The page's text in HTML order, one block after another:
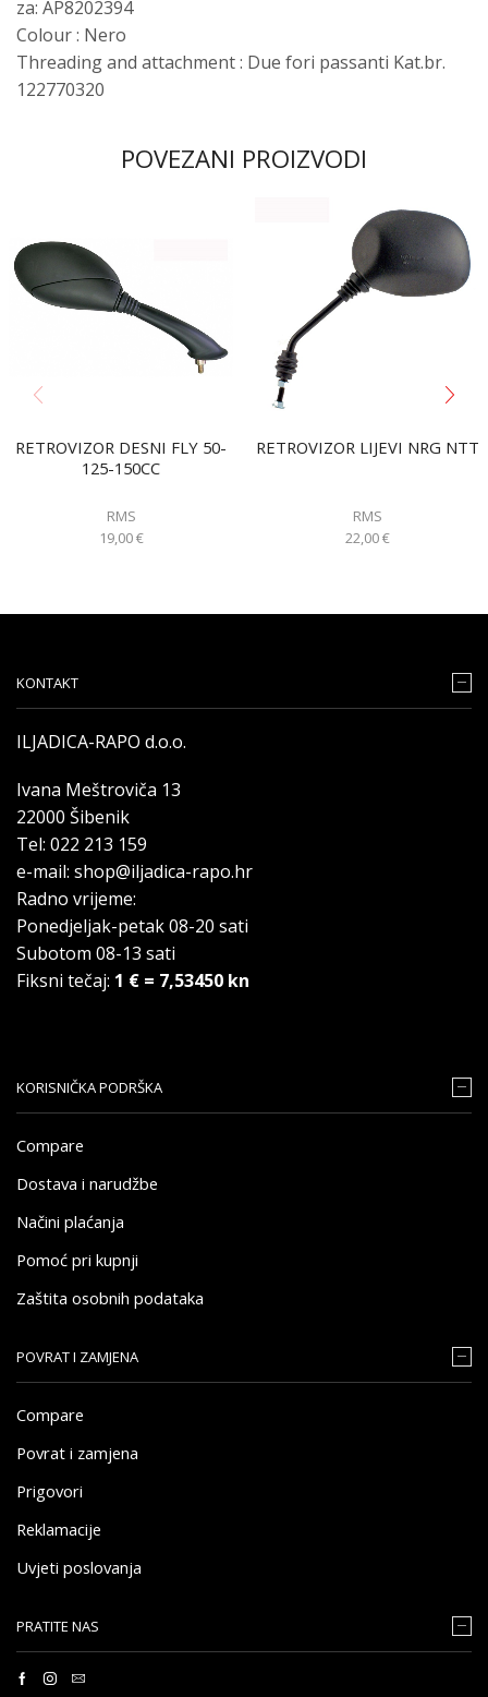
za: AP8202394
Colour : Nero
Threading and attachment : Due fori passanti Kat.br.
122770320
POVEZANI PROIZVODI
RETROVIZOR DESNI FLY 50-
125-150CC
RMS
19,00€
RETROVIZOR LIJEVI NRG NTT
RMS
22,00€
KONTAKT
ILJADICA-RAPO d.o.o.
Ivana Meštroviča 13
22000 Šibenik
Tel: 022 213 159
e-mail: shop@iljadica-rapo.hr
Radno vrijeme:
Ponedjeljak-petak 08-20 sati
Subotom 08-13 sati
Fiksni tečaj: 1 € = 7,53450 kn
KORISNIČKA PODRŠKA
Compare
Dostava i narudžbe
Načini plaćanja
Pomoć pri kupnji
Zaštita osobnih podataka
POVRAT I ZAMJENA
Compare
Povrat i zamjena
Prigovori
Reklamacije
Uvjeti poslovanja
PRATITE NAS